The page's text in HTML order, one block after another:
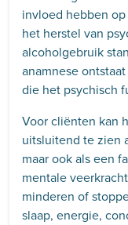
invloed hebben
het herstel van
alcoholgebruik
anamnese
die het psychisch
Voor cliënten kan
uitsluitend te zien
maar ook als een
mentale
minderen of
slaap, energie,